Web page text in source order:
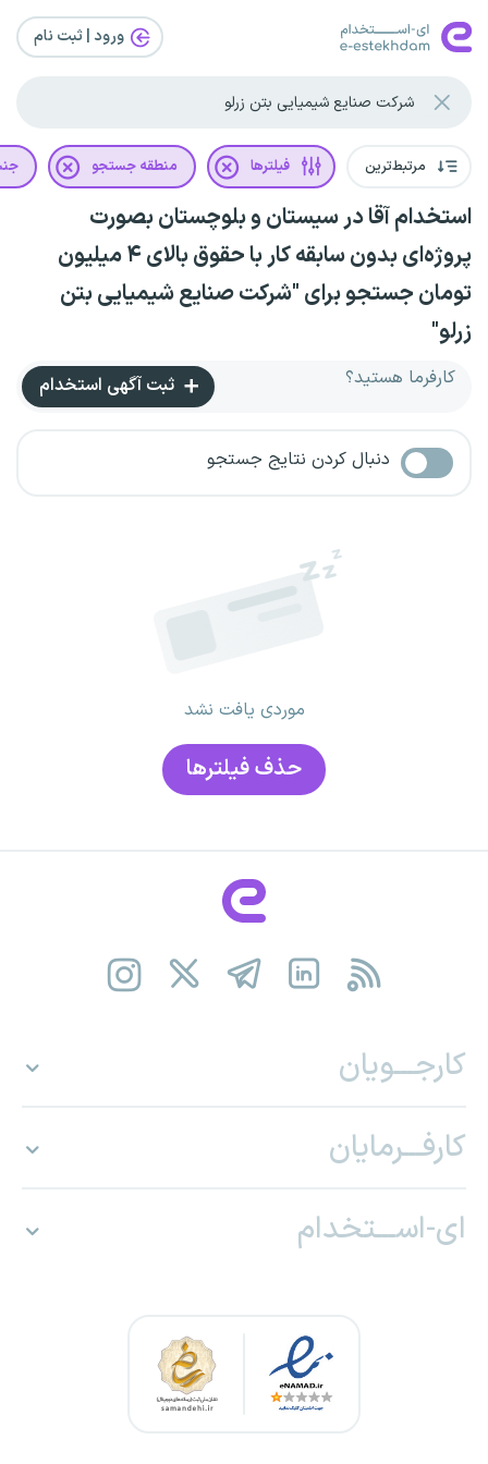
ورود | ثبت‌ نام
مرتبط‌ترین فیلترها منطقه جستجو
استخدام آقا در سیستان و بلوچستان بصورت
پروژه‌ای بدون سابقه کار با حقوق بالای ۴ میلیون
تومان جستجو برای "شرکت صنایع شیمیایی بتن
زرلو"
کارفرما هستید؟ ثبت آگهی استخدام
دنبال کردن نتایج جستجو
موردی یافت نشد
حذف فیلتر‌ها
کارجـــویان
کارفـــرمایان
ای-اســـتخدام